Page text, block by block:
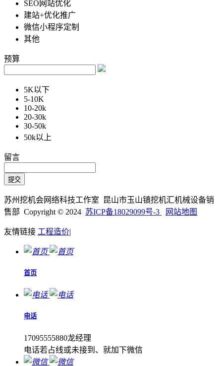
SEO网站优化
建站+优化推广
微信小程序定制
其他
预算
5K以下
5-10K
10-20k
20-30k
30-50k
50k以上
留言
苏州挖机会网络科技工作室 昆山市玉山镇挖机汇机械设备销
售部 Copyright © 2024 苏ICP备18029099号-3 网站地图
友情链接 工程造价|
首页
电话
17095555880龙经理
电话若占线或未接到、就加下微信